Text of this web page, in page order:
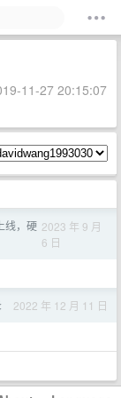
11-27 20:15:07
线，硬 2023 年 9 月
6 日
2022 年 12 月 11 日